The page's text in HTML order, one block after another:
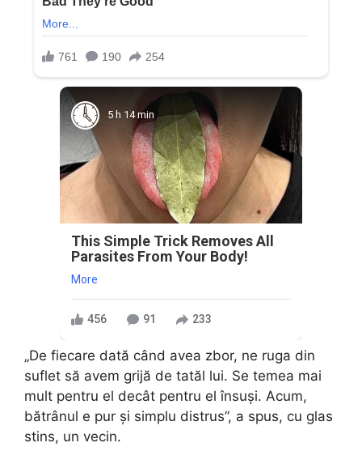
5 h 14 min
This Simple Trick Removes All
Parasites From Your Body!
More
456 91 233
„De fiecare dată când avea zbor, ne ruga din
suflet să avem grijă de tatăl lui. Se temea mai
mult pentru el decât pentru el însuși. Acum,
bătrânul e pur și simplu distrus”, a spus, cu glas
stins, un vecin.